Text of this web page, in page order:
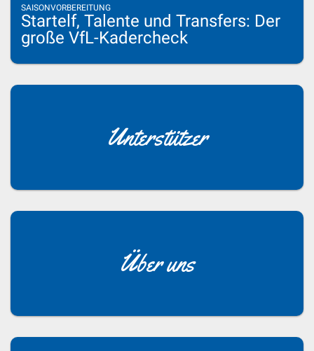
SAISONVORBEREITUNG
Startelf, Talente und Transfers: Der
große VfL-Kadercheck
Unterstützer
Über uns